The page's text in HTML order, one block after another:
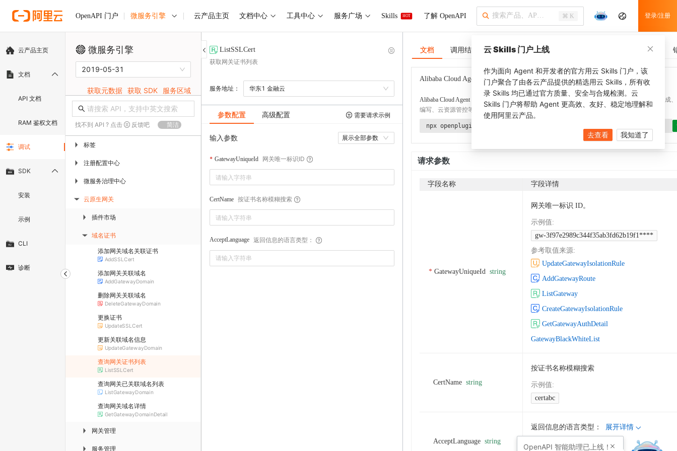
OpenAPI 门户 微服务引擎 云产品主页 文档中心 工具中心 服务广场 Skills HOT 了解 OpenAPI ⌘ K 登录/注册
云产品主页
文档
API 文档
RAM 鉴权文档
调试
SDK
安装
示例
CLI
诊断
微服务引擎
2019-05-31
获取元数据 获取 SDK 服务区域
找不到 API ? 点击 反馈吧 简洁
▶ 标签
▶ 注册配置中心
▶ 微服务治理中心
▶ 云原生网关
▶ 插件市场
▶ 域名证书
添加网关域名关联证书
AddSSLCert
添加网关关联域名
AddGatewayDomain
删除网关关联域名
DeleteGatewayDomain
更换证书
UpdateSSLCert
更新关联域名信息
UpdateGatewayDomain
查询网关证书列表
ListSSLCert
查询网关已关联域名列表
ListGatewayDomain
查询网关域名详情
GetGatewayDomainDetail
▶ 网关管理
▶ 服务管理
ListSSLCert
获取网关证书列表
服务地址： 华东1 金融云
参数配置 高级配置 需要请求示例
输入参数 展示全部参数
GatewayUniqueId 网关唯一标识ID
CertName 按证书名称模糊搜索
AcceptLanguage 返回信息的语言类型：
文档 调用结果 SDK 示例 CLI 示例 调用历史
Alibaba Cloud Agent Toolkit 了解更多
Alibaba Cloud Agent Toolkit
提供 Agent 插件、技能、MCP 配置和验证工具，涵盖 SDK 代码生成、
编写、云资源管控等能力。通过 alibabacloud-agent-toolkit-install 技能可快速完成本地配置。
npx openplugin aliyun/alibabacloud-agent-toolkit
请求参数
字段名称 字段详情
GatewayUniqueId string
网关唯一标识 ID。
示例值:
gw-3f97e2989c344f35ab3fd62b19f1****
参考取值来源:
UpdateGatewayIsolationRule
AddGatewayRoute
ListGateway
CreateGatewayIsolationRule
GetGatewayAuthDetail
GatewayBlackWhiteList
CertName string
按证书名称模糊搜索
示例值:
certabc
AcceptLanguage string
返回信息的语言类型： 展开详情
示例值
云 Skills 门户上线
作为面向 Agent 和开发者的官方用云 Skills 门户，该
门户聚合了由各云产品提供的精选用云 Skills，所有收
录 Skills 均已通过官方质量、安全与合规检测。云
Skills 门户将帮助 Agent 更高效、友好、稳定地理解和
使用阿里云产品。
去查看 我知道了
OpenAPI 智能助理已上线！